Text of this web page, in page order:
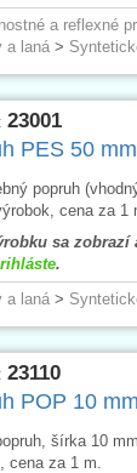
a reflexné
a laná>
23001
PES 50
popruh
cena za 1
sa
.
a laná>
23110
POP 10 mm
šírka 10
cena za 1 m.